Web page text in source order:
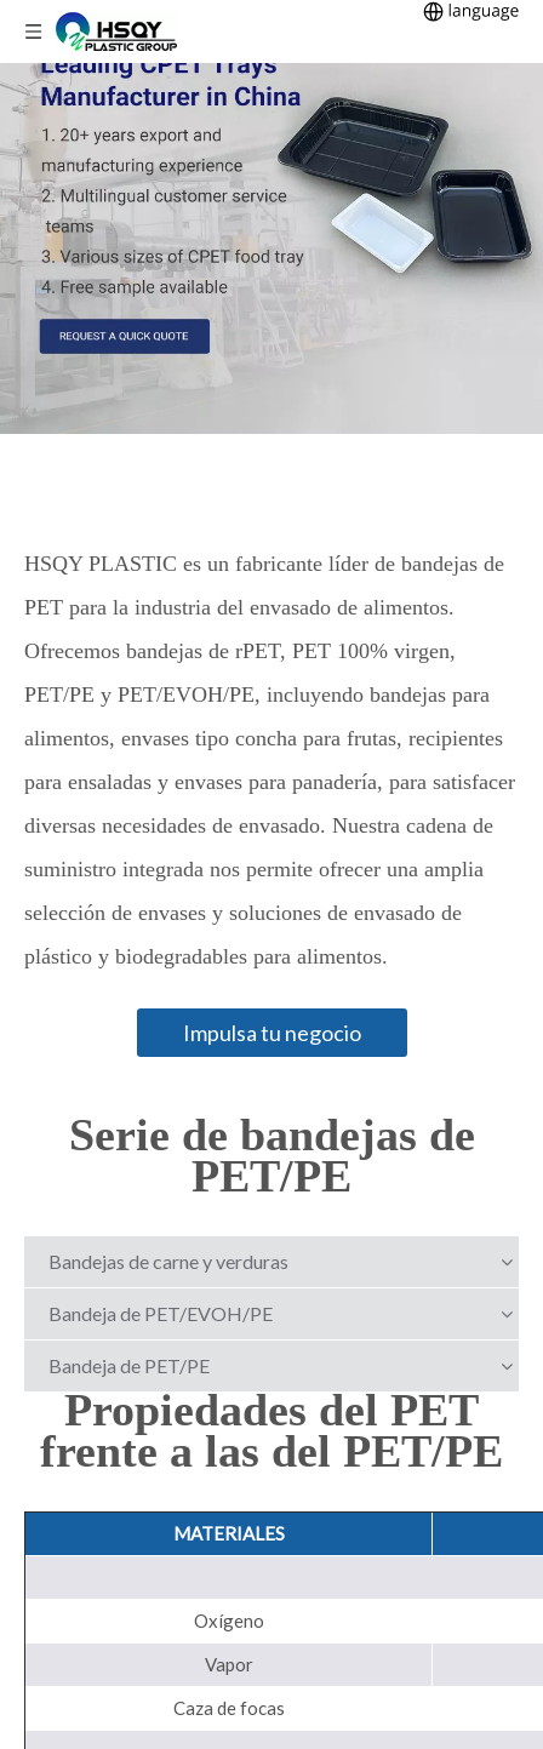
Fabricante líder de
bandejas de PET/PE
para alimentos Envases
y Embalajes
HSQY PLASTIC es un fabricante líder de bandejas de
PET para la industria del envasado de alimentos.
Ofrecemos bandejas de rPET, PET 100% virgen,
PET/PE y PET/EVOH/PE, incluyendo bandejas para
alimentos, envases tipo concha para frutas, recipientes
para ensaladas y envases para panadería, para satisfacer
diversas necesidades de envasado. Nuestra cadena de
suministro integrada nos permite ofrecer una amplia
selección de envases y soluciones de envasado de
plástico y biodegradables para alimentos.
Impulsa tu negocio
Serie de bandejas de
PET/PE
Bandejas de carne y verduras
Bandeja de PET/EVOH/PE
Bandeja de PET/PE
Propiedades del PET
frente a las del PET/PE
MATERIALES
Oxígeno
Vapor
Caza de focas